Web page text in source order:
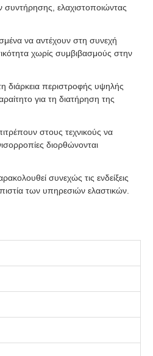
ελαχιστοποιώντας
να αντέχουν στη συνεχή
χωρίς συμβιβασμούς στην
περιστροφής υψηλής
για τη διατήρηση της
στους τεχνικούς να
διορθώνονται
συνεχώς τις ενδείξεις
των υπηρεσιών ελαστικών.